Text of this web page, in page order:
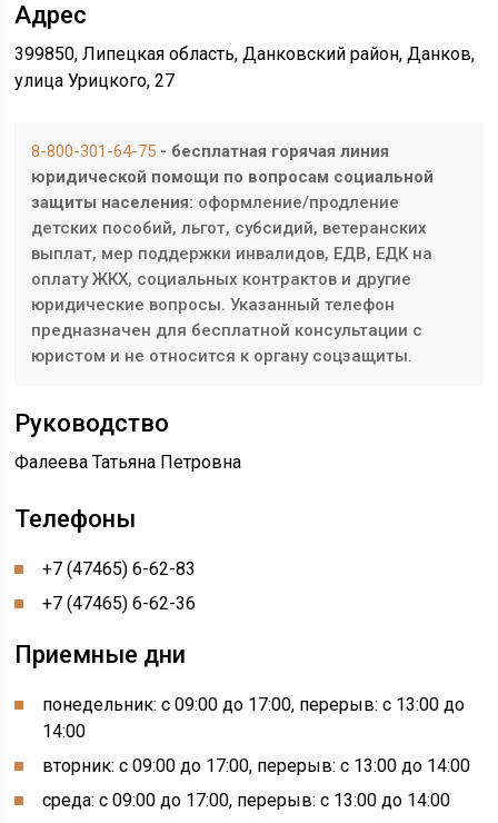
Адрес
399850, Липецкая область, Данковский район, Данков,
улица Урицкого, 27
8-800-301-64-75 - бесплатная горячая линия
юридической помощи по вопросам социальной
защиты населения: оформление/продление
детских пособий, льгот, субсидий, ветеранских
выплат, мер поддержки инвалидов, ЕДВ, ЕДК на
оплату ЖКХ, социальных контрактов и другие
юридические вопросы. Указанный телефон
предназначен для бесплатной консультации с
юристом и не относится к органу соцзащиты.
Руководство
Фалеева Татьяна Петровна
Телефоны
+7 (47465) 6-62-83
+7 (47465) 6-62-36
Приемные дни
понедельник: с 09:00 до 17:00, перерыв: с 13:00 до
14:00
вторник: с 09:00 до 17:00, перерыв: с 13:00 до 14:00
среда: с 09:00 до 17:00, перерыв: с 13:00 до 14:00